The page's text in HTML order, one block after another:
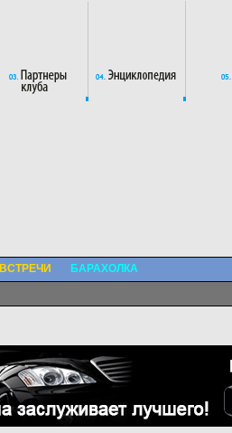
ВСТРЕЧИ БАРАХОЛКА